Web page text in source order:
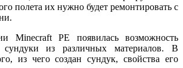
полета их нужно будет ремонтировать с
Minecraft РЕ появилась возможность
сундуки из различных материалов. В
из чего создан сундук, свойства его